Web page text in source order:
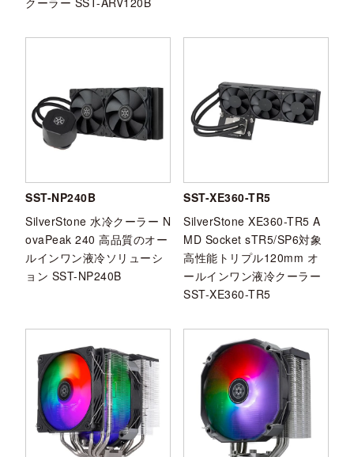
SST-NP240B
SilverStone 水冷クーラー N
ovaPeak 240 高品質のオー
ルインワン液冷ソリューシ
ョン SST-NP240B
SST-XE360-TR5
SilverStone XE360-TR5 A
MD Socket sTR5/SP6対象
高性能トリプル120mm オ
ールインワン液冷クーラー
SST-XE360-TR5